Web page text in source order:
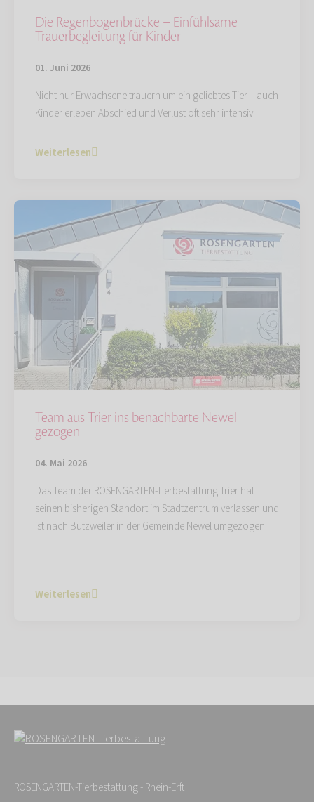
Die Regenbogenbrücke – Einfühlsame
Trauerbegleitung für Kinder
01. Juni 2026
Nicht nur Erwachsene trauern um ein geliebtes Tier – auch
Kinder erleben Abschied und Verlust oft sehr intensiv.
Weiterlesen
Team aus Trier ins benachbarte Newel
gezogen
04. Mai 2026
Das Team der ROSENGARTEN-Tierbestattung Trier hat
seinen bisherigen Standort im Stadtzentrum verlassen und
ist nach Butzweiler in der Gemeinde Newel umgezogen.
Weiterlesen
ROSENGARTEN-Tierbestattung - Rhein-Erft